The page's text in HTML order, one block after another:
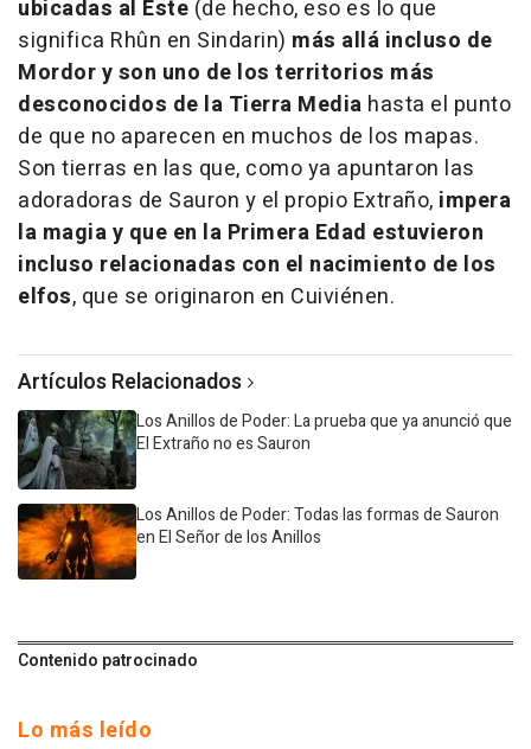
ubicadas al Este (de hecho, eso es lo que
significa Rhûn en Sindarin) más allá incluso de
Mordor y son uno de los territorios más
desconocidos de la Tierra Media hasta el punto
de que no aparecen en muchos de los mapas.
Son tierras en las que, como ya apuntaron las
adoradoras de Sauron y el propio Extraño, impera
la magia y que en la Primera Edad estuvieron
incluso relacionadas con el nacimiento de los
elfos, que se originaron en Cuiviénen.
Artículos Relacionados
Los Anillos de Poder: La prueba que ya anunció que
El Extraño no es Sauron
Los Anillos de Poder: Todas las formas de Sauron
en El Señor de los Anillos
Contenido patrocinado
Lo más leído